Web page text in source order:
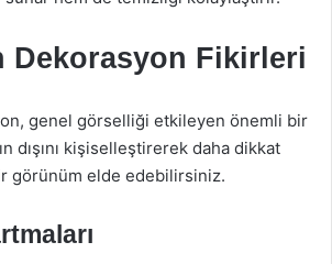
Dekorasyon Fikirleri
genel görselliği etkileyen önemli bir
dışını kişiselleştirerek daha dikkat
görünüm elde edebilirsiniz.